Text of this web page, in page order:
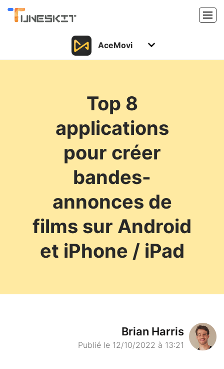
Produits
Support
Centre de téléchargement
AceMovi
Support
Ressources
Télécharger
Top 8
applications
pour créer
bandes-
annonces de
films sur Android
et iPhone / iPad
Brian Harris
Publié le 12/10/2022 à 13:21